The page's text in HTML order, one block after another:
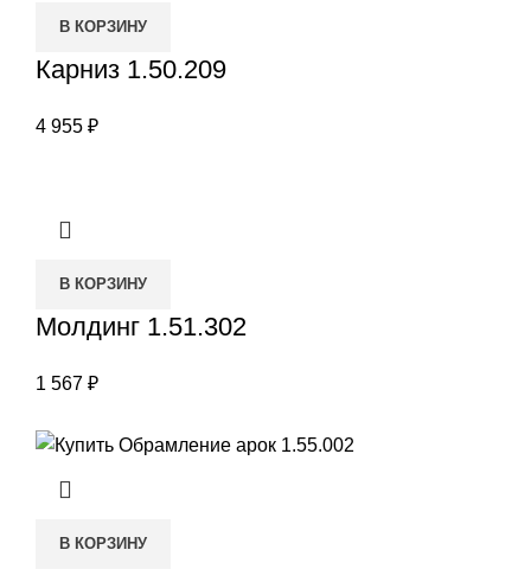
В КОРЗИНУ
Карниз 1.50.209
4 955 ₽
В КОРЗИНУ
Молдинг 1.51.302
1 567 ₽
В КОРЗИНУ